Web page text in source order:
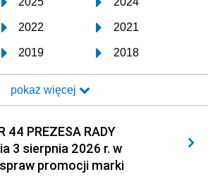
2022 2021
2019 2018
2016 2015
2013 2012
2010 2009
2007 2006
pokaż więcej
44 PREZESA RADY
3 sierpnia 2026 r. w
promocji marki